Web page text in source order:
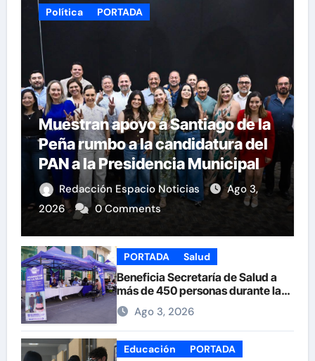
Política PORTADA
Muestran apoyo a Santiago de la
Peña rumbo a la candidatura del
PAN a la Presidencia Municipal
Redacción Espacio Noticias
Ago 3,
2026
0 Comments
PORTADA Salud
Beneficia Secretaría de Salud a
más de 450 personas durante la
Feria de la Salud en la Plaza de
ArmasAgo 3, 2026
Educación PORTADA